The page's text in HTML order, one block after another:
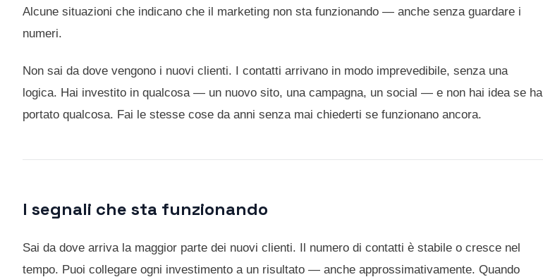
Alcune situazioni che indicano che il marketing non sta funzionando — anche senza guardare i
numeri.
Non sai da dove vengono i nuovi clienti. I contatti arrivano in modo imprevedibile, senza una
logica. Hai investito in qualcosa — un nuovo sito, una campagna, un social — e non hai idea se ha
portato qualcosa. Fai le stesse cose da anni senza mai chiederti se funzionano ancora.
I segnali che sta funzionando
Sai da dove arriva la maggior parte dei nuovi clienti. Il numero di contatti è stabile o cresce nel
tempo. Puoi collegare ogni investimento a un risultato — anche approssimativamente. Quando